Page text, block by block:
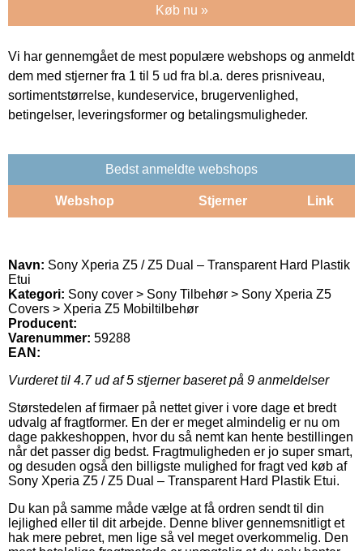
Køb nu »
Vi har gennemgået de mest populære webshops og anmeldt
dem med stjerner fra 1 til 5 ud fra bl.a. deres prisniveau,
sortimentstørrelse, kundeservice, brugervenlighed,
betingelser, leveringsformer og betalingsmuligheder.
Bedst anmeldte webshops
Webshop Stjerner Link
Navn: Sony Xperia Z5 / Z5 Dual – Transparent Hard Plastik
Etui
Kategori: Sony cover > Sony Tilbehør > Sony Xperia Z5
Covers > Xperia Z5 Mobiltilbehør
Producent:
Varenummer: 59288
EAN:
Vurderet til 4.7ud af 5 stjerner baseret på 9 anmeldelser
Størstedelen af firmaer på nettet giver i vore dage et bredt
udvalg af fragtformer. En der er meget almindelig er nu om
dage pakkeshoppen, hvor du så nemt kan hente bestillingen
når det passer dig bedst. Fragtmuligheden er jo super smart,
og desuden også den billigste mulighed for fragt ved køb af
Sony Xperia Z5 / Z5 Dual – Transparent Hard Plastik Etui.
Du kan på samme måde vælge at få ordren sendt til din
lejlighed eller til dit arbejde. Denne bliver gennemsnitligt et
hak mere pebret, men lige så vel meget overkommelig. Den